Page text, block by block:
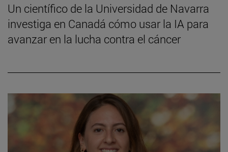
Un científico de la Universidad de Navarra
investiga en Canadá cómo usar la IA para
avanzar en la lucha contra el cáncer